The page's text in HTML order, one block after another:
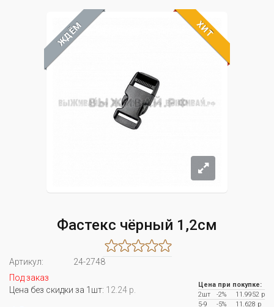
ЖДЁМ ХИТ
Фастекс чёрный 1,2см
Артикул:
24-2748
Под заказ
Цена без скидки за 1шт: 12.24 р.
Цена при покупке:
2шт
-2%
11.9952 р
5-9
-5%
11.628 р